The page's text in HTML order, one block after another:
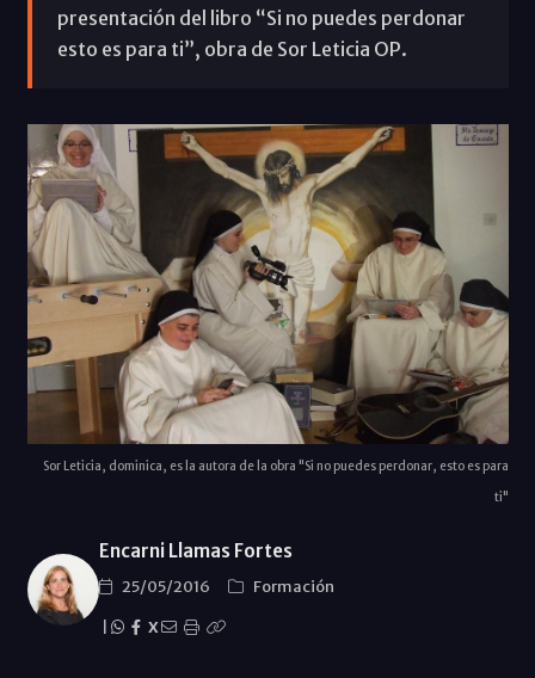
presentación del libro “Si no puedes perdonar
esto es para ti”, obra de Sor Leticia OP.
Sor Leticia, dominica, es la autora de la obra "Si no puedes perdonar, esto es para
ti"
Encarni Llamas Fortes
25/05/2016
Formación
X